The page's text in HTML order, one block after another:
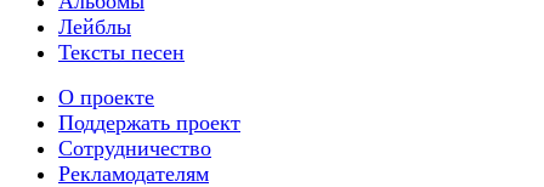
Лейблы
Тексты песен
О проекте
Поддержать проект
Сотрудничество
Рекламодателям